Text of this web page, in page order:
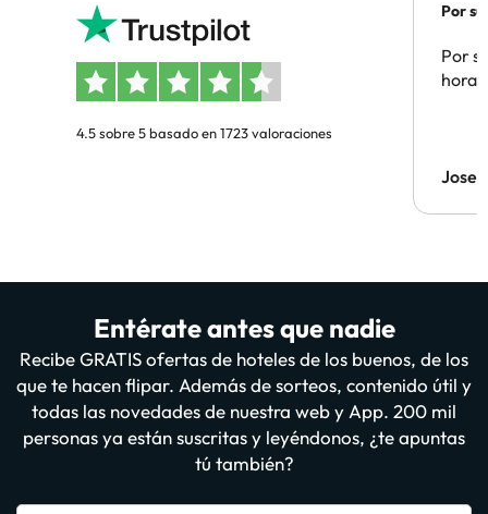
4.5 sobre 5 basado en 1723 valoraciones
Por
Por
hora
Jose
Entérate antes que nadie
Recibe GRATIS ofertas de hoteles de los buenos, de los
que te hacen flipar. Además de sorteos, contenido útil y
todas las novedades de nuestra web y App. 200 mil
personas ya están suscritas y leyéndonos, ¿te apuntas
tú también?